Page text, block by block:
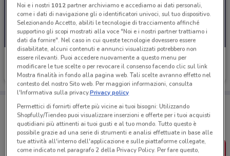
Credem
Scade il 05/11 6 km
Porta DoveConviene sempre con te!
Puoi trovare le migliori offerte dei negozi vicino a te,
salvarle e creare la tua lista del risparmio, comodamente
dal tuo cellulare.
SCARICA L’APP
Noi e i nostri 1012partner archiviamo e accediamo ai dati personali,
come i dati di navigazione gli o identificatori univoci, sul tuo dispositivo.
Selezionando Accetto, abiliti le tecnologie di tracciamento affinché
supportino gli scopi mostrati alla voce "Noi e i nostri partner trattiamo i
dati da fornire". Nel caso in cui queste tecnologie dovessero essere
disabilitate, alcuni contenuti e annunci visualizzati potrebbero non
essere rilevanti. Puoi accedere nuovamente a questo menu per
modificare le tue scelte o per revocare il consenso facendo clic sul link
Mostra finalità in fondo alla pagina web. Tali scelte avranno effetto nel
contesto del nostro Sito web. Per maggiori informazioni, consulta
l'Informativa sulla privacy.Privacy policy
Permettici di fornirti offerte più vicine ai tuoi bisogni: Utilizzando
Shopfully/Tiendeo puoi visualizzare inserzioni e offerte per i tuoi acquisti
quotidiani più attinenti ai tuoi gusti e al tuo mondo. Tutto questo è
possibile grazie ad una serie di strumenti e analisi effettuate in base alle
tue attività all'interno dell'applicazione e sulle piattaforme collegate,
come indicato nel paragrafo 2 della Privacy Policy. Per fare questo,